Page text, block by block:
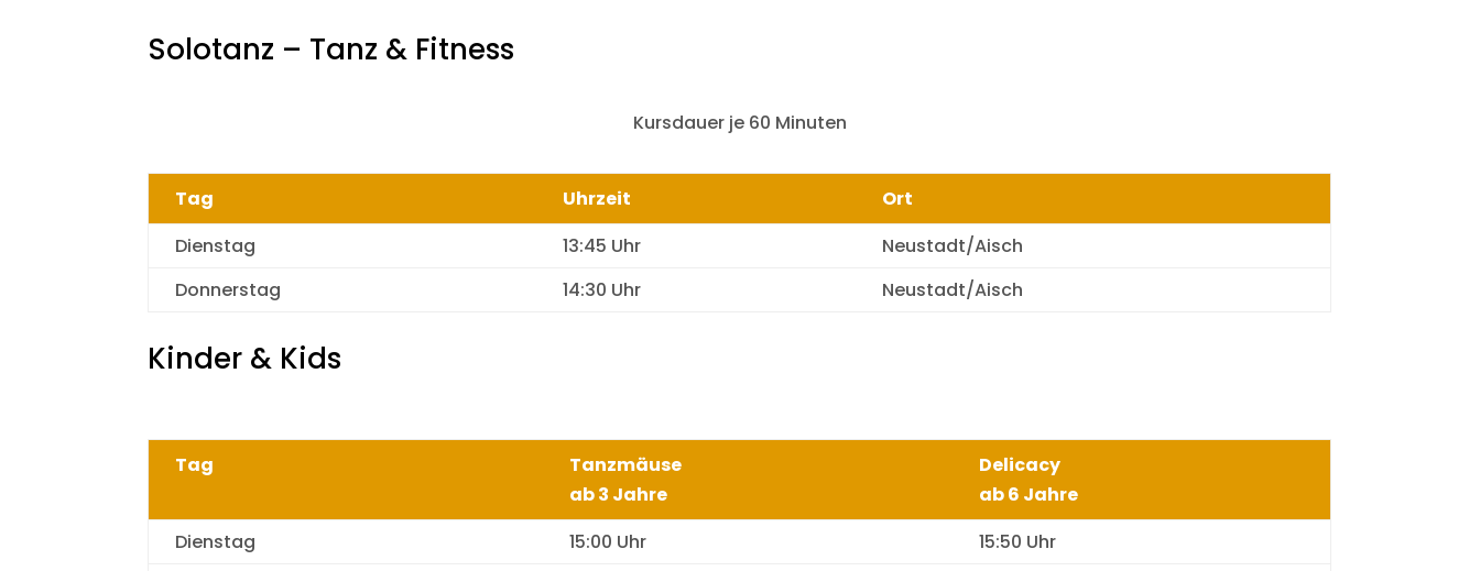
Solotanz – Tanz & Fitness
Kursdauer je 60 Minuten
Tag Uhrzeit
Ort
Dienstag
13:45 Uhr
Neustadt/Aisch
Donnerstag
14:30 Uhr Neustadt/Aisch
Kinder & Kids
Tag
Tanzmäuse
ab 3 Jahre
Delicacy
ab 6 Jahre
Dienstag
15:00 Uhr
15:50 Uhr